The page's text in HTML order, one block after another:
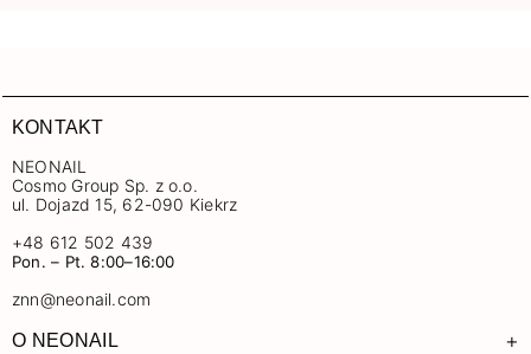
KONTAKT
NEONAIL
Cosmo Group Sp. z o.o.
ul. Dojazd 15, 62-090 Kiekrz
+48 612 502 439
Pon. – Pt. 8:00–16:00
znn@neonail.com
O NEONAIL +